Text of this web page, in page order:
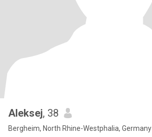
Aleksej, 38
Bergheim, North Rhine-Westphalia, Germany